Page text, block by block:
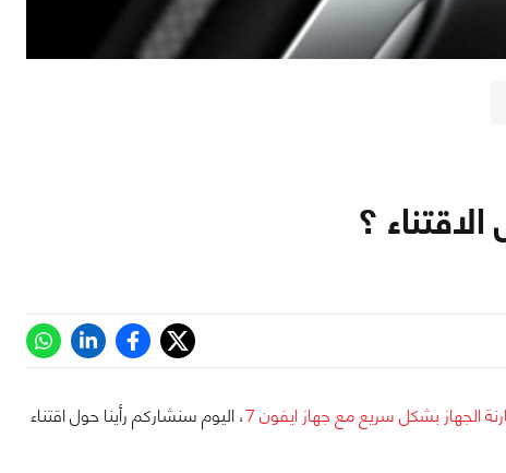
؟
الجهاز بشكل سريع مع جهاز ايفون 7
، اليوم سنشاركم رأينا حول اقتناء